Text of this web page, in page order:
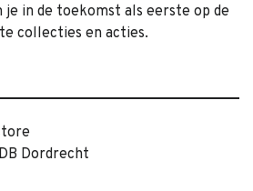
je in de toekomst als eerste op de
collecties en acties.
Dordrecht